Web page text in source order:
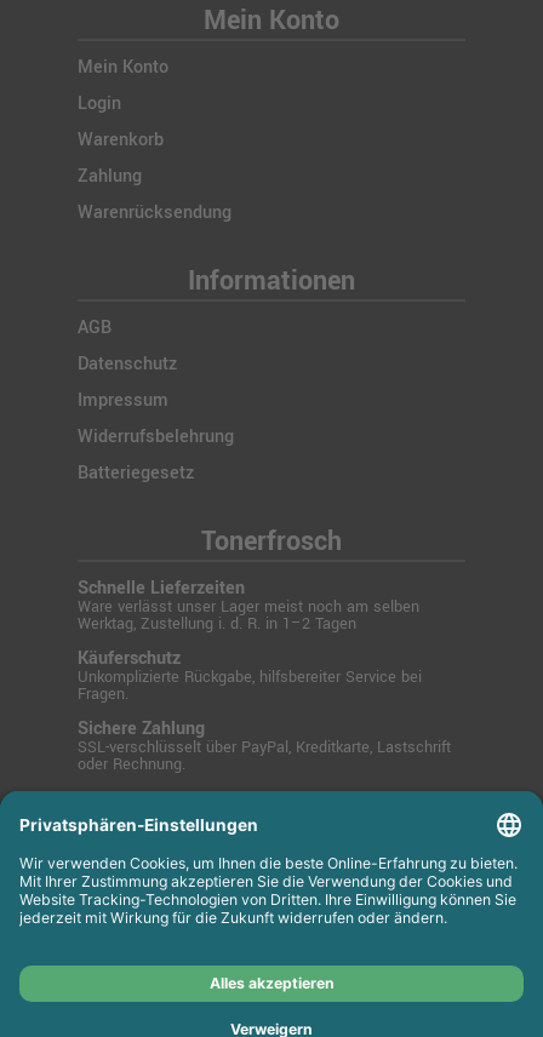
Mein Konto
Mein Konto
Login
Warenkorb
Zahlung
Warenrücksendung
Informationen
AGB
Datenschutz
Impressum
Widerrufsbelehrung
Batteriegesetz
Tonerfrosch
Schnelle Lieferzeiten
Ware verlässt unser Lager meist noch am selben
Werktag, Zustellung i. d. R. in 1–2 Tagen
Käuferschutz
Unkomplizierte Rückgabe, hilfsbereiter Service bei
Fragen.
Sichere Zahlung
SSL-verschlüsselt über PayPal, Kreditkarte, Lastschrift
oder Rechnung.
© 2025 Tonerfrosch.de - Zuverlässige Drucklösungen
für Büro und Zuhause